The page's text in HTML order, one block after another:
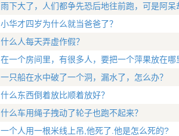
雨下大了，人们都争先恐后地往前跑，可是阿
小华才四岁为什么就当爸爸了？
什么人每天弄虚作假？
在一个房间里，有很多人，要把一个萍果放在
一只船在水中破了一个洞，漏水了，怎么办？
什么东西倒着放比顺着放好？
什么车用绳子拽动了轮子也跑不起来？
一个人用一根米线上吊,他死了.他是怎么死的?